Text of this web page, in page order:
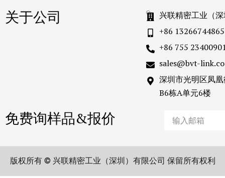
关于公司
兴联精密工业（
+86 13266744865
+86 755
sales@bvt-
深圳市光明区凤
B6栋A单元6楼
免费询样品&报价
版权所有 © 兴联精密工业（深圳）有限公司 保留所有权利